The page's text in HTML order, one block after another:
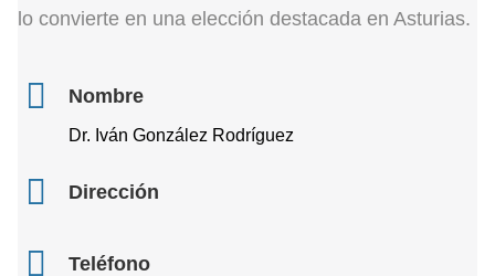
lo convierte en una elección destacada en Asturias.
Nombre
Dr. Iván González Rodríguez
Dirección
Teléfono